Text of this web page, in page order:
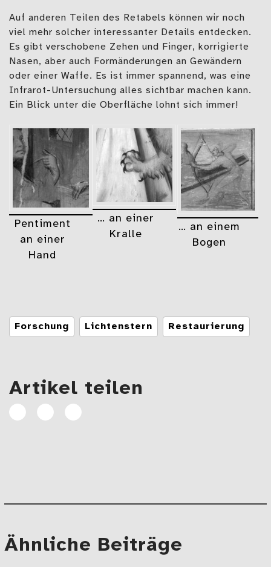
Auf anderen Teilen des Retabels können wir noch
viel mehr solcher interessanter Details entdecken.
Es gibt verschobene Zehen und Finger, korrigierte
Nasen, aber auch Formänderungen an Gewändern
oder einer Waffe. Es ist immer spannend, was eine
Infrarot-Untersuchung alles sichtbar machen kann.
Ein Blick unter die Oberfläche lohnt sich immer!
Pentiment
an einer
Hand
… an einer
Kralle
… an einem
Bogen
Tags
Forschung Lichtenstern Restaurierung
Artikel teilen
ArtikelArtikelE-
Mehr
Ähnliche Beiträge